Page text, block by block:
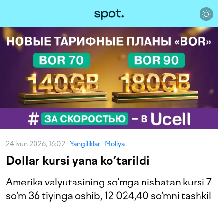
24 iyun 2026, 16:02 Yangiliklar Moliya
Dollar kursi yana ko‘tarildi
Amerika valyutasining so‘mga nisbatan kursi 7
so‘m 36 tiyinga oshib, 12 024,40 so‘mni tashkil